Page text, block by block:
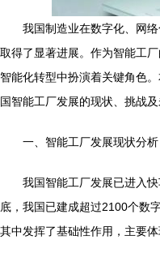
我国制造业在数字化、网
取得了显著进展。作为智能工
智能化转型中扮演着关键角色
国智能工厂发展的现状、挑战及
一、智能工厂发展现状分析
我国智能工厂发展已进入
底，我国已建成超过2100个数
其中发挥了基础性作用，主要体